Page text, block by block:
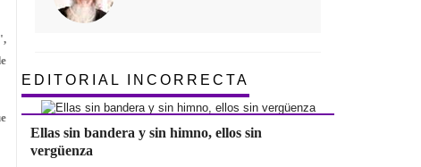
EDITORIAL INCORRECTA
Ellas sin bandera y sin himno, ellos sin
vergüenza